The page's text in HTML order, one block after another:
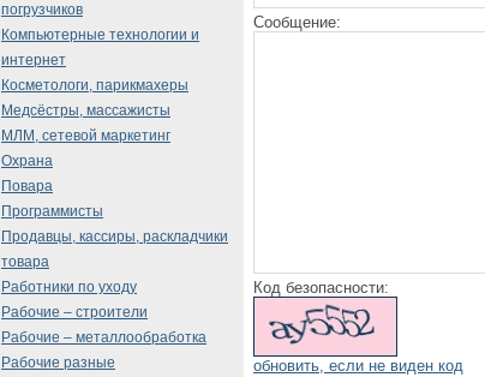
Сообщение:
Код безопасности:
обновить, если не виден код
погрузчиков
Компьютерные технологии и
интернет
Косметологи, парикмахеры
Медсёстры, массажисты
МЛМ, сетевой маркетинг
Охрана
Повара
Программисты
Продавцы, кассиры, раскладчики
товара
Работники по уходу
Рабочие – строители
Рабочие – металлообработка
Рабочие разные